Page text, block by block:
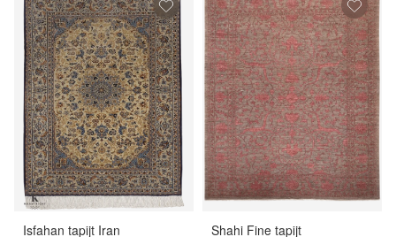
Isfahan tapijt Iran Shahi Fine tapijt